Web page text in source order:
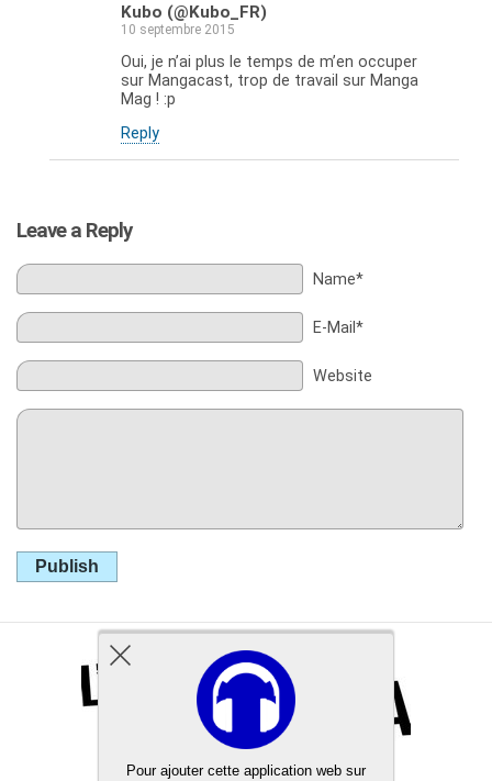
Kubo (@Kubo_FR)
10 septembre 2015
Oui, je n’ai plus le temps de m’en occuper
sur Mangacast, trop de travail sur Manga
Mag ! :p
Reply
Leave a Reply
Name*
E-Mail*
Website
Publish